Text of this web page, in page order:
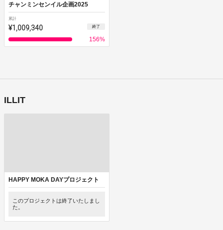
チャンミンセンイル企画2025
累計
¥1,009,340 終了
156%
ILLIT
HAPPY MOKA DAYプロジェクト
このプロジェクトは終了いたしまし
た。